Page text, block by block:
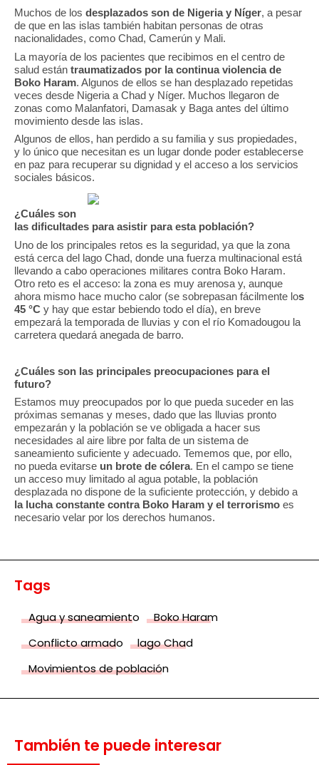
Muchos de los desplazados son de Nigeria y Níger, a pesar
de que en las islas también habitan personas de otras
nacionalidades, como Chad, Camerún y Mali.
La mayoría de los pacientes que recibimos en el centro de
salud están traumatizados por la continua violencia de
Boko Haram. Algunos de ellos se han desplazado repetidas
veces desde Nigeria a Chad y Níger. Muchos llegaron de
zonas como Malanfatori, Damasak y Baga antes del último
movimiento desde las islas.
Algunos de ellos, han perdido a su familia y sus propiedades,
y lo único que necesitan es un lugar donde poder establecerse
en paz para recuperar su dignidad y el acceso a los servicios
sociales básicos.
¿Cuáles son
las dificultades para asistir para esta población?
Uno de los principales retos es la seguridad, ya que la zona
está cerca del lago Chad, donde una fuerza multinacional está
llevando a cabo operaciones militares contra Boko Haram.
Otro reto es el acceso: la zona es muy arenosa y, aunque
ahora mismo hace mucho calor (se sobrepasan fácilmente los
45 °C y hay que estar bebiendo todo el día), en breve
empezará la temporada de lluvias y con el río Komadougou la
carretera quedará anegada de barro.
¿Cuáles son las principales preocupaciones para el
futuro?
Estamos muy preocupados por lo que pueda suceder en las
próximas semanas y meses, dado que las lluvias pronto
empezarán y la población se ve obligada a hacer sus
necesidades al aire libre por falta de un sistema de
saneamiento suficiente y adecuado. Tememos que, por ello,
no pueda evitarse un brote de cólera. En el campo se tiene
un acceso muy limitado al agua potable, la población
desplazada no dispone de la suficiente protección, y debido a
la lucha constante contra Boko Haram y el terrorismo es
necesario velar por los derechos humanos.
Tags
Agua y saneamiento
Boko Haram
Conflicto armado
lago Chad
Movimientos de población
También te puede interesar